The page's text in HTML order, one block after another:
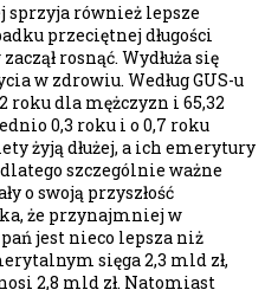
sprzyja również lepsze
przeciętnej długości
rosnąć. Wydłuża się
w zdrowiu. Według GUS-u
roku dla mężczyzn i 65,32
0,3 roku i o 0,7 roku
żyją dłużej, a ich emerytury
szczególnie ważne
o swoją przyszłość
że przynajmniej w
jest nieco lepsza niż
sięga 2,3 mld zł,
2,8 mld zł. Natomiast